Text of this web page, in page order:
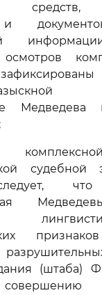
средств,
разыскной
Медведева
судебной
что
(штаба)